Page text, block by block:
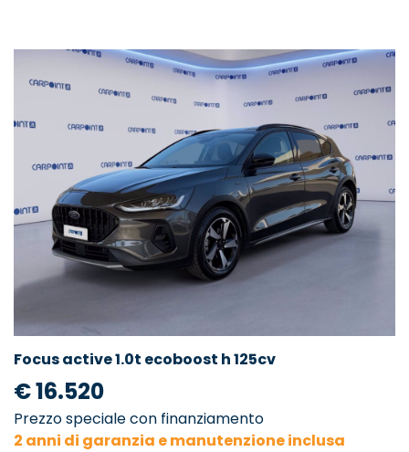
Focus active 1.0t ecoboost h 125cv
€ 16.520
Prezzo speciale con finanziamento
2 anni di garanzia e manutenzione inclusa